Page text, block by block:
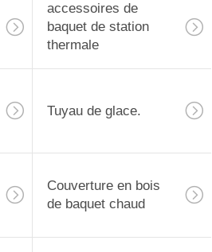
accessoires de
baquet de station
thermale
Tuyau de glace.
Couverture en bois
de baquet chaud